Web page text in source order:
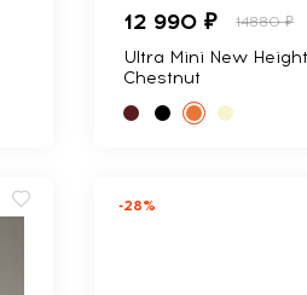
12 990 ₽ 14880 ₽
Ultra Mini New
Chestnut
-28%